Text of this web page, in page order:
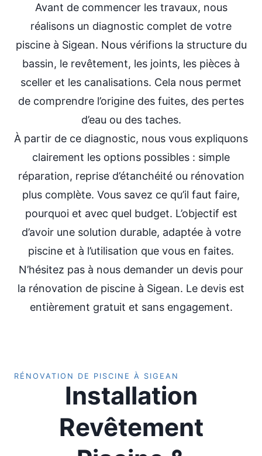
Avant de commencer les travaux, nous
réalisons un diagnostic complet de votre
piscine à Sigean. Nous vérifions la structure du
bassin, le revêtement, les joints, les pièces à
sceller et les canalisations. Cela nous permet
de comprendre l’origine des fuites, des pertes
d’eau ou des taches.
À partir de ce diagnostic, nous vous expliquons
clairement les options possibles : simple
réparation, reprise d’étanchéité ou rénovation
plus complète. Vous savez ce qu’il faut faire,
pourquoi et avec quel budget. L’objectif est
d’avoir une solution durable, adaptée à votre
piscine et à l’utilisation que vous en faites.
N’hésitez pas à nous demander un devis pour
la rénovation de piscine à Sigean. Le devis est
entièrement gratuit et sans engagement.
RÉNOVATION DE PISCINE À SIGEAN
Installation
Revêtement